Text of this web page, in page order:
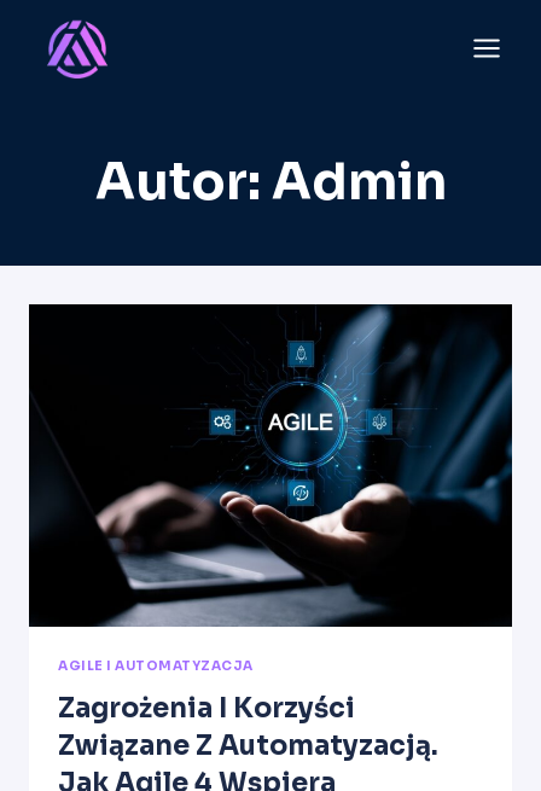
Autor: Admin
AGILE I AUTOMATYZACJA
Zagrożenia I Korzyści
Związane Z Automatyzacją.
Jak Agile 4 Wspiera